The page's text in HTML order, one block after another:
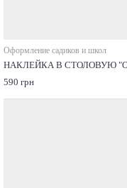
Оформление садиков и школ
НАКЛЕЙКА В СТОЛОВУЮ
590 грн